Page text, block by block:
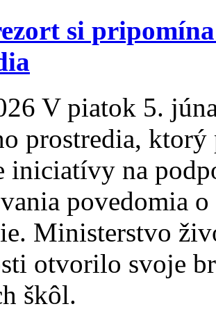
si
V piatok 5.
prostredia,
iniciatívy na
povedomia
Ministerstvo
otvorilo svoje
škôl.